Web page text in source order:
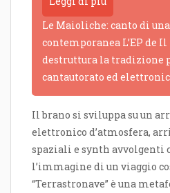
Le Maioliche: canto di
contemporanea L’EP de
destruttura la tradizione
cantautorato ed
Il brano si sviluppa su un
elettronico d’atmosfera,
spaziali e synth avvolgenti
l’immagine di un viaggio
“Terrastronave” è una